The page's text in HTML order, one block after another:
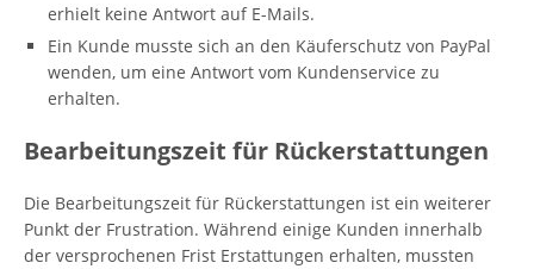
erhielt keine Antwort auf E-Mails.
Ein Kunde musste sich an den Käuferschutz von PayPal
wenden, um eine Antwort vom Kundenservice zu
erhalten.
Bearbeitungszeit für Rückerstattungen
Die Bearbeitungszeit für Rückerstattungen ist ein weiterer
Punkt der Frustration. Während einige Kunden innerhalb
der versprochenen Frist Erstattungen erhalten, mussten